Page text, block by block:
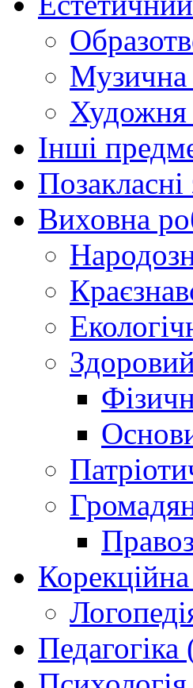
Музична
Художня
Інші
Виховна